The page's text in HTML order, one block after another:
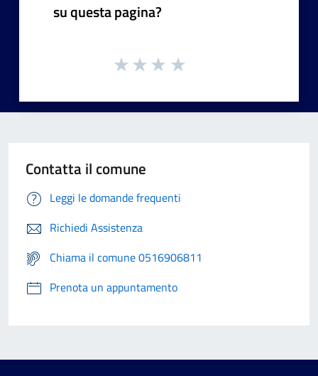
su questa pagina?
Contatta il comune
Leggi le domande frequenti
Richiedi Assistenza
Chiama il comune 0516906811
Prenota un appuntamento